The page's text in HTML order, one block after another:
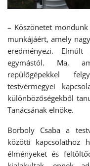
– Köszönetet
munkájáért, amely
eredményezi.
egymástól. Ma,
repülőgépekkel
testvérmegyei
különbözőségekből
Tanácsának elnöke.
Borboly Csaba a
közötti kapcsolathoz
élményeket és